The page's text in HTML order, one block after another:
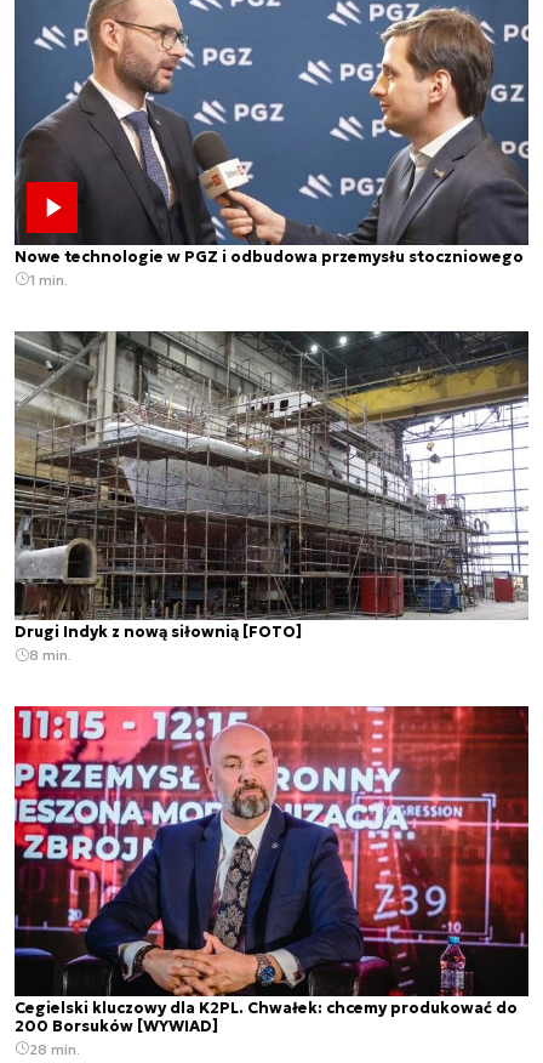
Nowe technologie w PGZ i odbudowa przemysłu stoczniowego
1 min.
Drugi Indyk z nową siłownią [FOTO]
8 min.
Cegielski kluczowy dla K2PL. Chwałek: chcemy produkować do
200 Borsuków [WYWIAD]
28 min.